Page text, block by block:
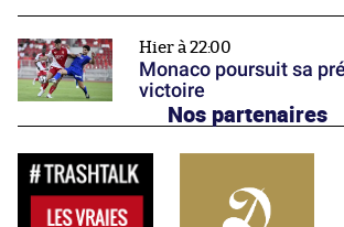
Hier à 22:00
Monaco poursuit sa
victoire
Nos partenaires